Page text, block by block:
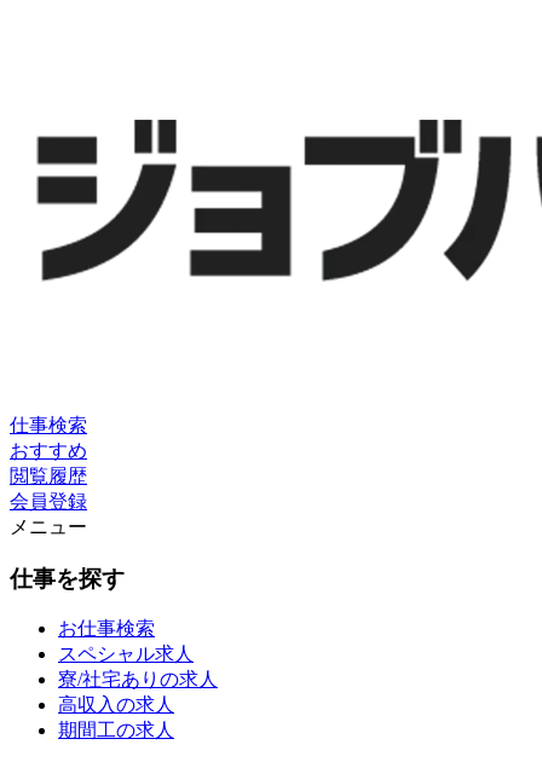
仕事検索
おすすめ
閲覧履歴
会員登録
メニュー
仕事を探す
お仕事検索
スペシャル求人
寮/社宅ありの求人
高収入の求人
期間工の求人